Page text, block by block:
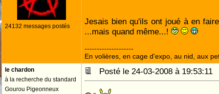
24132 messages postés
Jesais bien qu'ils ont joué à en
...mais quand même...!
--------------------
En volières, en cage d'expo, au nid, aux
le chardon
à la recherche du standard
Gourou Pigeonneux
Posté le 24-03-2008 à